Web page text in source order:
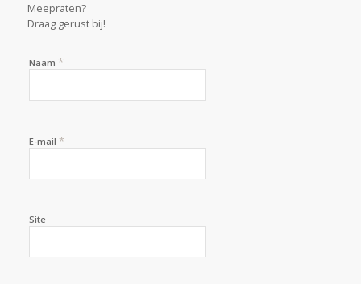
Meepraten?
Draag gerust bij!
Naam *
E-mail *
Site